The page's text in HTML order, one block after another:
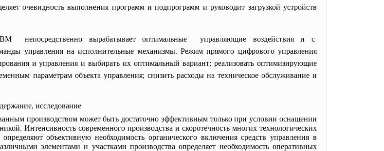
очевидность выполнения программ и подпрограмм и руководит загрузкой устройств
непосредственно вырабатывает оптимальные управляющие воздействия и с
управления на исполнительные механизмы. Режим прямого цифрового управления
и управления и выбирать их оптимальный вариант; реализовать оптимизирующие
параметрам объекта управления; снизить расходы на техническое обслуживание и
исследование
производством может быть достаточно эффективным только при условии оснащении
Интенсивность современного производства и скоротечность многих технологических
объективную необходимость органического включения средств управления в
элементами и участками производства определяет необходимость оперативных